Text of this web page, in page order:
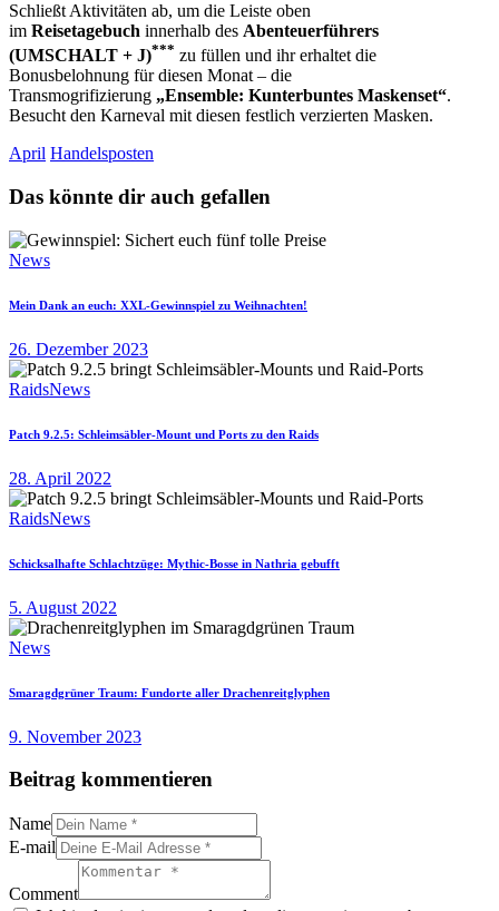
Schließt Aktivitäten ab, um die Leiste oben
im Reisetagebuch innerhalb des Abenteuerführers
(UMSCHALT + J)*** zu füllen und ihr erhaltet die
Bonusbelohnung für diesen Monat – die
Transmogrifizierung „Ensemble: Kunterbuntes Maskenset“.
Besucht den Karneval mit diesen festlich verzierten Masken.
April Handelsposten
Das könnte dir auch gefallen
News
Mein Dank an euch: XXL-Gewinnspiel zu Weihnachten!
26. Dezember 2023
RaidsNews
Patch 9.2.5: Schleimsäbler-Mount und Ports zu den Raids
28. April 2022
RaidsNews
Schicksalhafte Schlachtzüge: Mythic-Bosse in Nathria gebufft
5. August 2022
News
Smaragdgrüner Traum: Fundorte aller Drachenreitglyphen
9. November 2023
Beitrag kommentieren
Name
E-mail
Comment